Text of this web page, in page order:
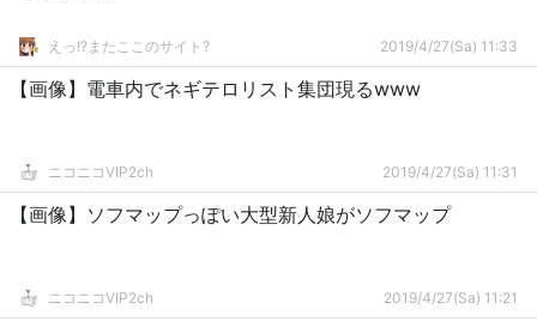
えっ!?またここのサイト? 2019/4/27(Sa) 11:33
【画像】電車内でネギテロリスト集団現るwww
ニコニコVIP2ch 2019/4/27(Sa) 11:31
【画像】ソフマップっぽい大型新人娘がソフマップ
ニコニコVIP2ch 2019/4/27(Sa) 11:21